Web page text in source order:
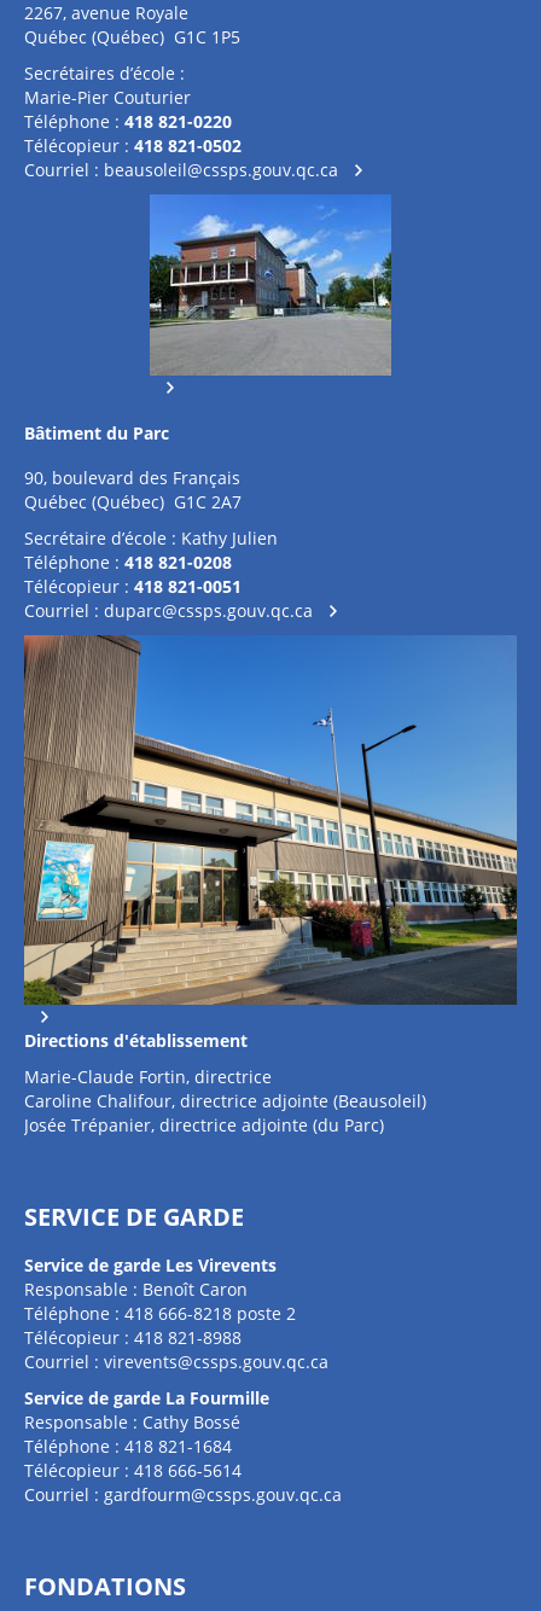
2267, avenue Royale
Québec (Québec) G1C 1P5
Secrétaires d’école :
Marie-Pier Couturier
Téléphone : 418 821-0220
Télécopieur : 418 821-0502
Courriel : beausoleil@cssps.gouv.qc.ca
Bâtiment du Parc
90, boulevard des Français
Québec (Québec) G1C 2A7
Secrétaire d’école : Kathy Julien
Téléphone : 418 821-0208
Télécopieur : 418 821-0051
Courriel : duparc@cssps.gouv.qc.ca
Directions d'établissement
Marie-Claude Fortin, directrice
Caroline Chalifour, directrice adjointe (Beausoleil)
Josée Trépanier, directrice adjointe (du Parc)
SERVICE DE GARDE
Service de garde Les Virevents
Responsable : Benoît Caron
Téléphone : 418 666-8218 poste 2
Télécopieur : 418 821-8988
Courriel : virevents@cssps.gouv.qc.ca
Service de garde La Fourmille
Responsable : Cathy Bossé
Téléphone : 418 821-1684
Télécopieur : 418 666-5614
Courriel : gardfourm@cssps.gouv.qc.ca
FONDATIONS